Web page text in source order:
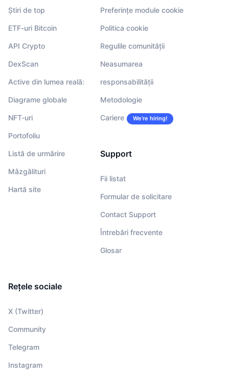
Știri de top
ETF-uri Bitcoin
API Crypto
DexScan
Active din lumea reală:
Diagrame globale
NFT-uri
Portofoliu
Listă de urmărire
Mâzgălituri
Hartă site
Preferințe module cookie
Politica cookie
Regulile comunității
Neasumarea
responsabilității
Metodologie
Cariere We’re hiring!
Support
Fii listat
Formular de solicitare
Contact Support
Întrebări frecvente
Glosar
Rețele sociale
X (Twitter)
Community
Telegram
Instagram